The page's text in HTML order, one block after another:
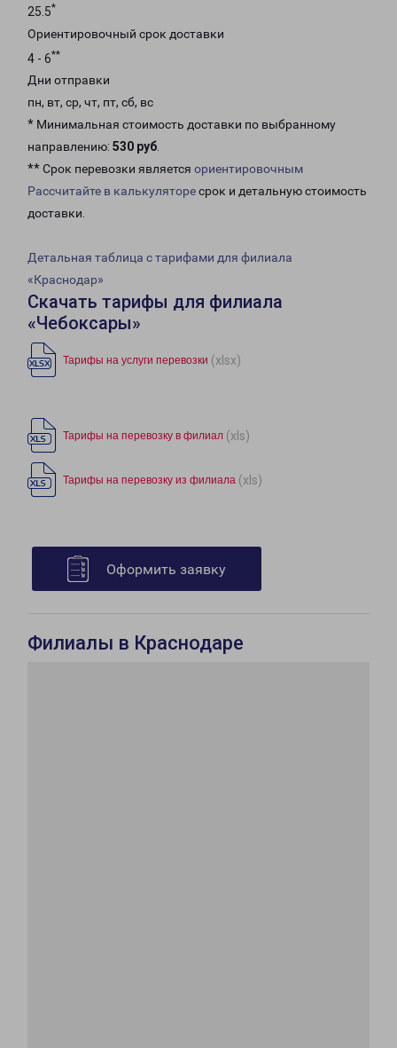
25.5*
Ориентировочный срок доставки
4 - 6**
Дни отправки
пн, вт, ср, чт, пт, сб, вс
* Минимальная стоимость доставки по выбранному
направлению: 530 руб.
** Срок перевозки является ориентировочным
Рассчитайте в калькуляторесрок и детальную стоимость
доставки.
Детальная таблица с тарифами для филиала
«Краснодар»
Скачать тарифы для филиала
«Чебоксары»
Тарифы на услуги перевозки (xlsx)
Тарифы на перевозку в филиал (xls)
Тарифы на перевозку из филиала (xls)
Оформить заявку
Филиалы в Краснодаре